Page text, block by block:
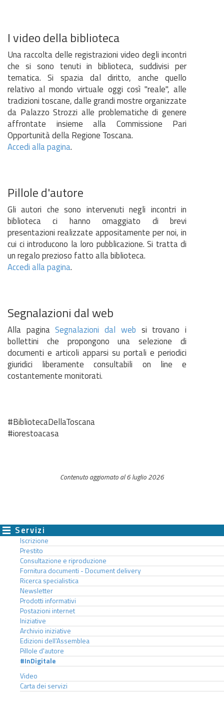
I video della biblioteca
Una raccolta delle registrazioni video degli incontri
che si sono tenuti in biblioteca, suddivisi per
tematica. Si spazia dal diritto, anche quello
relativo al mondo virtuale oggi così "reale", alle
tradizioni toscane, dalle grandi mostre organizzate
da Palazzo Strozzi alle problematiche di genere
affrontate insieme alla Commissione Pari
Opportunità della Regione Toscana.
Accedi alla pagina.
Pillole d'autore
Gli autori che sono intervenuti negli incontri in
biblioteca ci hanno omaggiato di brevi
presentazioni realizzate appositamente per noi, in
cui ci introducono la loro pubblicazione. Si tratta di
un regalo prezioso fatto alla biblioteca.
Accedi alla pagina.
Segnalazioni dal web
Alla paginaSegnalazioni dal web si trovano i
bollettini che propongono una selezione di
documenti e articoli apparsi su portali e periodici
giuridici liberamente consultabili on line e
costantemente monitorati.
#BibliotecaDellaToscana
#iorestoacasa
Contenuto aggiornato al 6 luglio 2026
Servizi
Iscrizione
Prestito
Consultazione e riproduzione
Fornitura documenti - Document delivery
Ricerca specialistica
Newsletter
Prodotti informativi
Postazioni internet
Iniziative
Archivio iniziative
Edizioni dell'Assemblea
Pillole d'autore
#InDigitale
Video
Carta dei servizi